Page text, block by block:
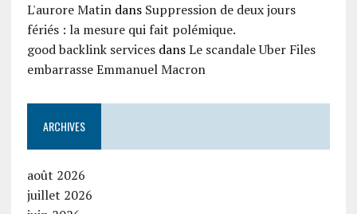
L'aurore Matindans Suppression de deux jours
fériés : la mesure qui fait polémique.
good backlink servicesdansLe scandale Uber Files
embarrasse Emmanuel Macron
ARCHIVES
août 2026
juillet 2026